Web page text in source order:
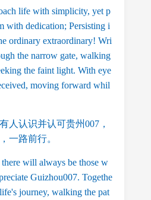
life with simplicity, yet p
with dedication; Persisting i
ordinary extraordinary! Wri
the narrow gate, walking
the faint light. With eye
moving forward whil
人认识并认可贵州007，
一路前行。
will always be those w
Guizhou007. Togethe
journey, walking the pat